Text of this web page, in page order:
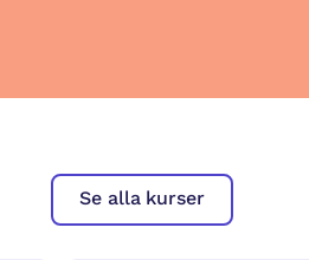
Se alla kurser